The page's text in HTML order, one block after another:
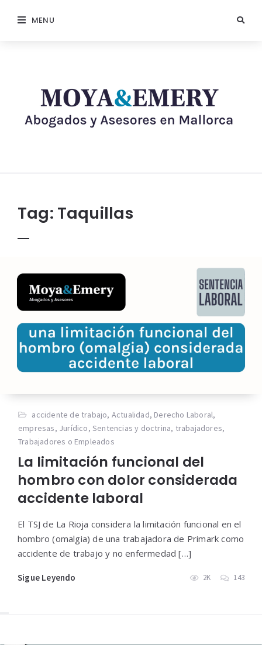
MENU
Tag: Taquillas
accidente de trabajo, Actualidad, Derecho Laboral,
empresas, Jurídico,Sentencias y doctrina, trabajadores,
Trabajadores o Empleados
La limitación funcional del
hombro con dolor considerada
accidente laboral
El TSJ de La Rioja considera la limitación funcional en el
hombro (omalgia) de una trabajadora de Primark como
accidente de trabajo y no enfermedad […]
Sigue Leyendo 2K 143